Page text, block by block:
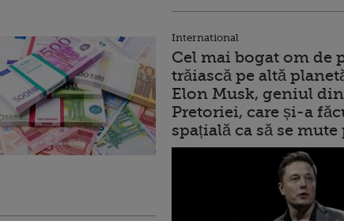
International
Cel mai bogat om de
trăiască pe altă
Elon Musk, geniul
Pretoriei, care și-a
spațială ca să se mute